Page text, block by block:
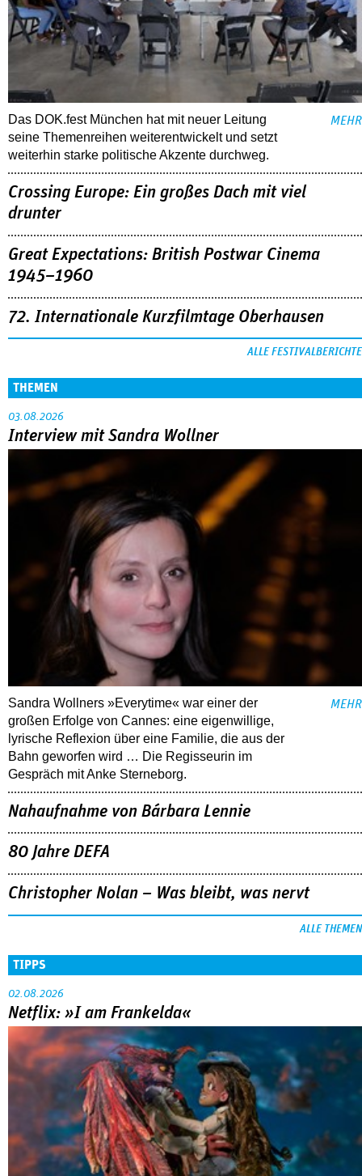
Das DOK.fest München hat mit neuer Leitung
seine Themenreihen weiterentwickelt und setzt
weiterhin starke politische Akzente durchweg.
MEHR
Crossing Europe: Ein großes Dach mit viel
drunter
Great Expectations: British Postwar Cinema
1945–1960
72. Internationale Kurzfilmtage Oberhausen
ALLE FESTIVALBERICHTE
THEMEN
03.08.2026
Interview mit Sandra Wollner
Sandra Wollners »Everytime« war einer der
großen Erfolge von Cannes: eine eigenwillige,
lyrische Reflexion über eine ­Familie, die aus der
Bahn geworfen wird … Die Regisseurin im
Gespräch mit Anke Sterneborg.
MEHR
Nahaufnahme von Bárbara Lennie
80 Jahre DEFA
Christopher Nolan – Was bleibt, was nervt
ALLE THEMEN
TIPPS
02.08.2026
Netflix: »I am Frankelda«